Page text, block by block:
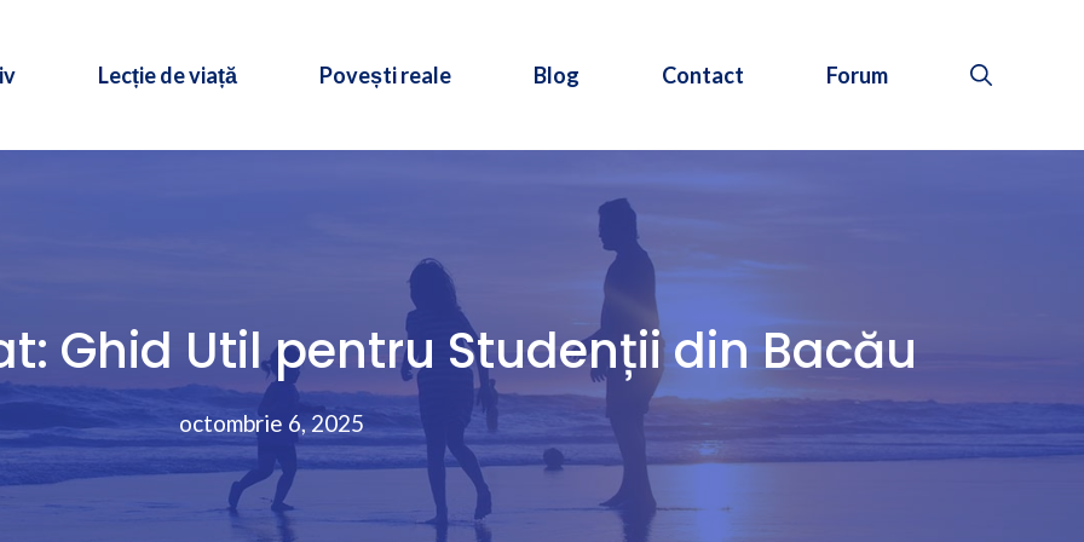
Lecție de viață Povești reale Blog Contact Forum
Ghid Util pentru Studenții din Bacău
octombrie 6, 2025